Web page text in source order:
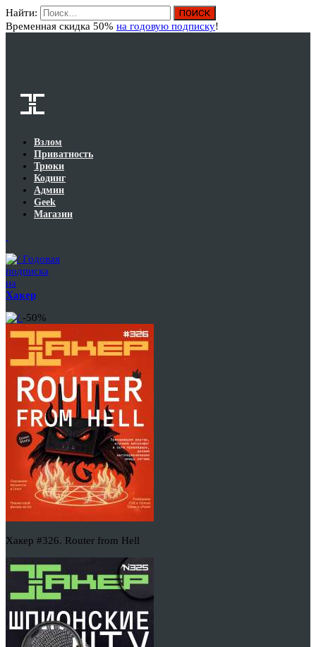
Найти:
Временная скидка 50% на годовую подписку!
Взлом
Приватность
Трюки
Кодинг
Админ
Geek
Магазин
Годовая
подписка
на
Хакер
-50%
Хакер #326. Router from Hell